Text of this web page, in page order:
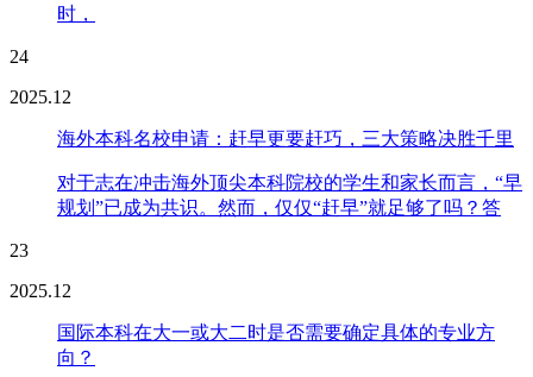
时，
24
2025.12
海外本科名校申请：赶早更要赶巧，三大策略决胜千里
对于志在冲击海外顶尖本科院校的学生和家长而言，“早
规划”已成为共识。然而，仅仅“赶早”就足够了吗？答
23
2025.12
国际本科在大一或大二时是否需要确定具体的专业方
向？